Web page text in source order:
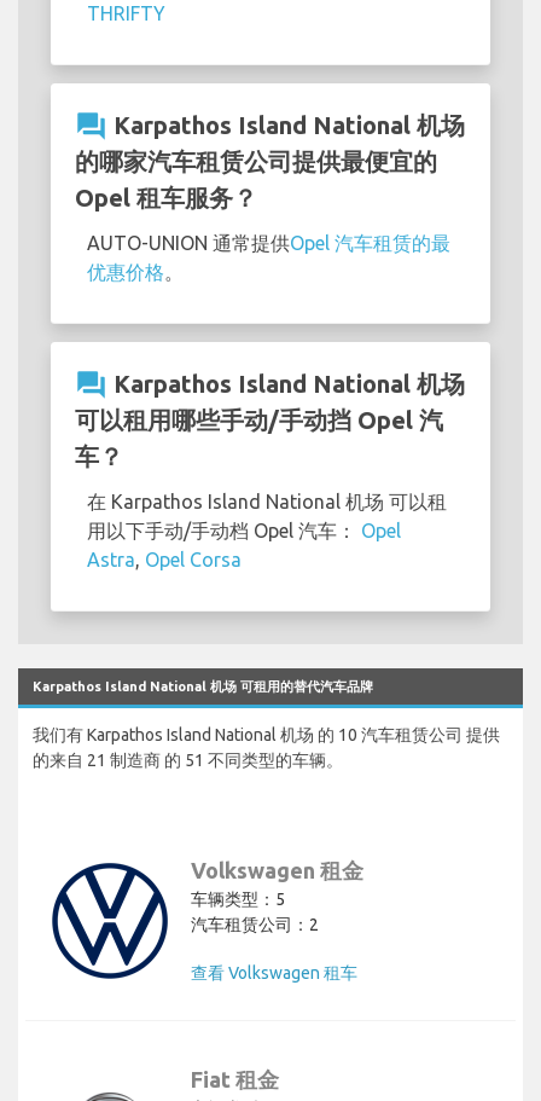
THRIFTY
question_answer Karpathos Island National 机场
的哪家汽车租赁公司提供最便宜的
Opel 租车服务？
AUTO-UNION 通常提供Opel 汽车租赁的最
优惠价格
question_answer Karpathos Island National 机场
可以租用哪些手动/手动挡 Opel 汽
车？
在 Karpathos Island National 机场 可以租
用以下手动/手动档 Opel 汽车： Opel
Astra Opel Corsa
Karpathos Island National 机场 可租用的替代汽车品牌
我们有 Karpathos Island National 机场 的 10 汽车租赁公司 提供
的来自 21 制造商 的 51 不同类型的车辆。
Volkswagen 租金
车辆类型：5
汽车租赁公司：2
查看 Volkswagen 租车
Fiat 租金